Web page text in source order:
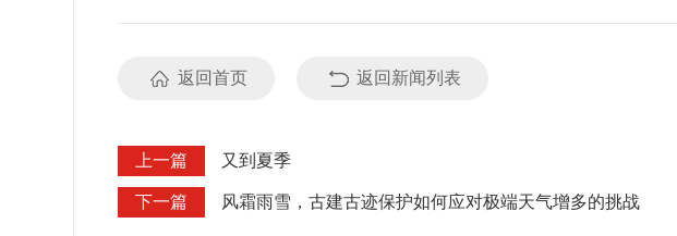
返回首页 返回新闻列表
上一篇 又到夏季
下一篇 风霜雨雪，古建古迹保护如何应对极端天气增多的挑战